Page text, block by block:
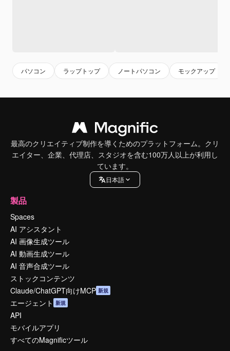
パソコン ラップトップ ノートパソコン モックアップ
最高のクリエイティブ制作を導くためのプラットフォーム。クリ
エイター、企業、代理店、スタジオを含む100万人以上が利用し
ています。
日本語
製品
Spaces
AI アシスタント
AI 画像生成ツール
AI 動画生成ツール
AI 音声合成ツール
ストックコンテンツ
Claude/ChatGPT向けMCP 新規
エージェント 新規
API
モバイルアプリ
すべてのMagnificツール